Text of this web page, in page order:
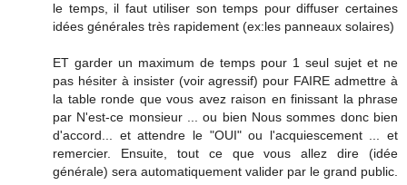
le temps, il faut utiliser son temps pour diffuser certaines
idées générales très rapidement (ex:les panneaux solaires)
ET garder un maximum de temps pour 1 seul sujet et ne
pas hésiter à insister (voir agressif) pour FAIRE admettre à
la table ronde que vous avez raison en finissant la phrase
par N'est-ce monsieur ... ou bien Nous sommes donc bien
d'accord... et attendre le "OUI" ou l'acquiescement ... et
remercier. Ensuite, tout ce que vous allez dire (idée
générale) sera automatiquement valider par le grand public.